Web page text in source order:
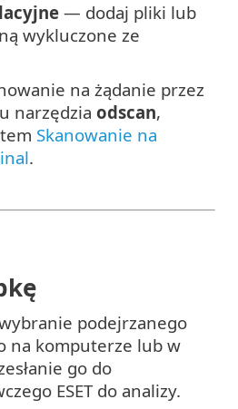
— dodaj pliki lub
wykluczone ze
na żądanie przez
narzędzia odscan,
Skanowanie na
.
podejrzanego
na komputerze lub w
go do
ESET do analizy.